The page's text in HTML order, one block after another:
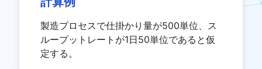
製造プロセスで仕掛かり量が500単位、ス
ループットレートが1日50単位であると仮
定する。